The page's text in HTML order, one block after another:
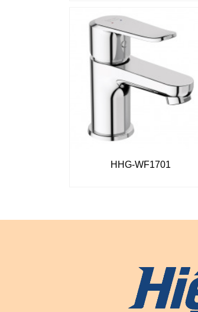
HHG-WF1701